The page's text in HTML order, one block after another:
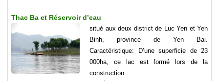
Thac Ba et Réservoir d’eau
situé aux deux district de Luc Yen et Yen
Binh, province de Yen Bai.
Caractéristique: D’une superficie de 23
000ha, ce lac est formé lors de la
construction...